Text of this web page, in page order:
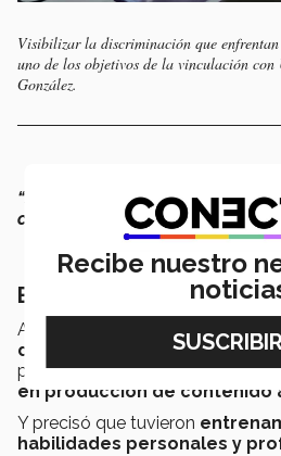
Visibilizar la discriminación que
uno de los objetivos de la vinculación
González.
“Se trata de formar
capaces de comprender otras
Evitar el
Asimismo, Abundis relató que la
de diálogo intercultural,
programas de USCRI, Ared
en producción de contenido
Y precisó que tuvieron
habilidades personales y
Recibe nuestro